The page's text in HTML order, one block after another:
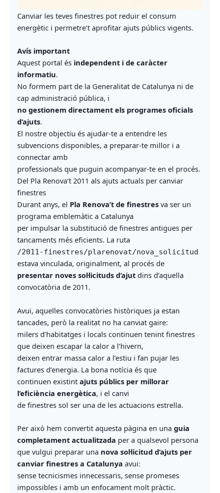
Canviar les teves finestres pot reduir el consum
energètic i permetre’t aprofitar ajuts públics vigents.
Avís important
Aquest portal és independent i de caràcter
informatiu.
No formem part de la Generalitat de Catalunya ni de
cap administració pública, i
no gestionem directament els programes oficials
d’ajuts.
El nostre objectiu és ajudar-te a entendre les
subvencions disponibles, a preparar-te millor i a
connectar amb
professionals que puguin acompanyar-te en el procés.
Del Pla Renova’t 2011 als ajuts actuals per canviar
finestres
Durant anys, el Pla Renova’t de finestresva ser un
programa emblemàtic a Catalunya
per impulsar la substitució de finestres antigues per
tancaments més eficients. La ruta
/2011-finestres/plarenovat/nova_solicitud
estava vinculada, originalment, al procés de
presentar noves sol·licituds d’ajutdins d’aquella
convocatòria de 2011.
Avui, aquelles convocatòries històriques ja estan
tancades, però la realitat no ha canviat gaire:
milers d’habitatges i locals continuen tenint finestres
que deixen escapar la calor a l’hivern,
deixen entrar massa calor a l’estiu i fan pujar les
factures d’energia. La bona notícia és que
continuen existint ajuts públics per millorar
l’eficiència energètica, i el canvi
de finestres sol ser una de les actuacions estrella.
Per això hem convertit aquesta pàgina en una guia
completament actualitzada per a qualsevol persona
que vulgui preparar una nova sol·licitud d’ajuts per
canviar finestres a Catalunya avui:
sense tecnicismes innecessaris, sense promeses
impossibles i amb un enfocament molt pràctic.